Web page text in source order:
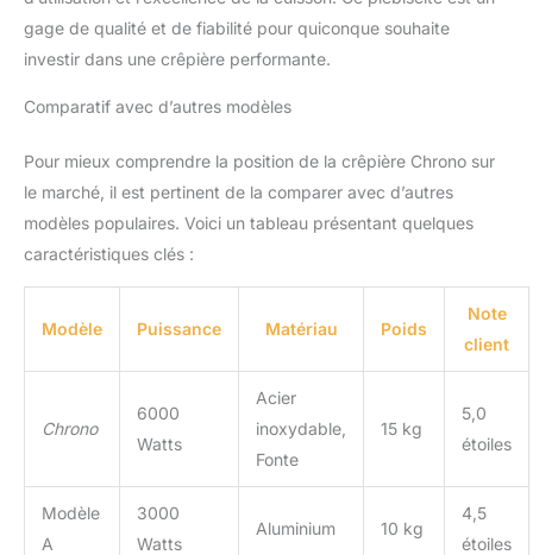
gage de qualité et de fiabilité pour quiconque souhaite
investir dans une crêpière performante.
Comparatif avec d’autres modèles
Pour mieux comprendre la position de la crêpière Chrono sur
le marché, il est pertinent de la comparer avec d’autres
modèles populaires. Voici un tableau présentant quelques
caractéristiques clés :
Modèle Puissance Matériau Poids
Note
client
Chrono
6000
Watts
Acier
inoxydable,
Fonte
15 kg
5,0
étoiles
Modèle
A
3000
Watts
Aluminium 10 kg
4,5
étoiles